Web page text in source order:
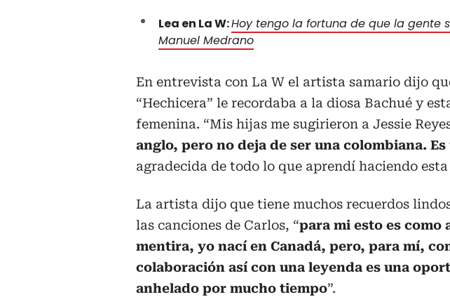
Lea en La W:Hoy tengo la fortuna de que la gente
Manuel Medrano
En entrevista con La W el artista samario dijo
“Hechicera” le recordaba a la diosa Bachué y
femenina. “Mis hijas me sugirieron a Jessie
anglo, pero no deja de ser una colombiana.
agradecida de todo lo que aprendí haciendo
La artista dijo que tiene muchos recuerdos
las canciones de Carlos, “para mi esto es como
mentira, yo nací en Canadá, pero, para mí,
colaboración así con una leyenda es una
anhelado por mucho tiempo”.